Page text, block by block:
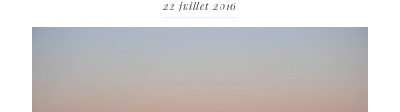
22 juillet 2016